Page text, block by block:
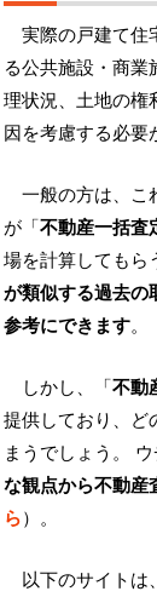
実際の戸建て住
る公共施設・商
理状況、土地の権
因を考慮する必要
一般の方は、こ
が「不動産一括査
場を計算してもら
が類似する過去の
参考にできます。
しかし、「不動
提供しており、ど
まうでしょう。 ウ
な観点から不動産
ら）。
以下のサイトは